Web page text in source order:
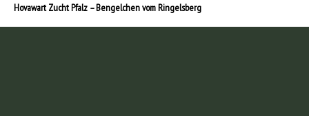
Hovawart Zucht Pfalz – Bengelchen vom Ringelsberg